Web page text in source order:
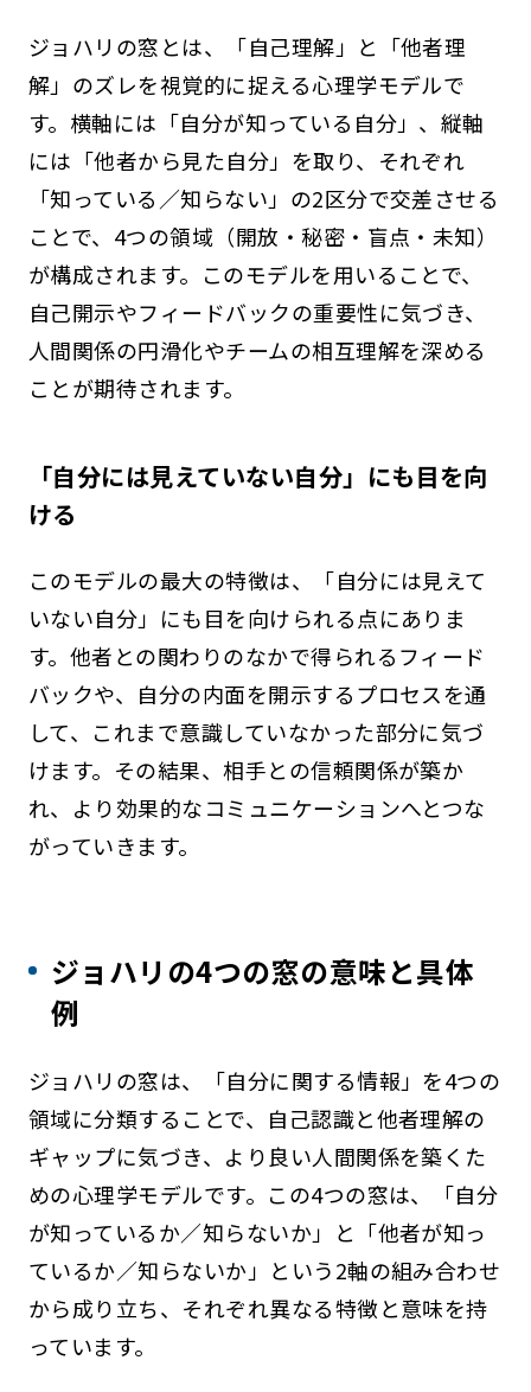
ジョハリの窓とは、「自己理解」と「他者理
解」のズレを視覚的に捉える心理学モデルで
す。横軸には「自分が知っている自分」、縦軸
には「他者から見た自分」を取り、それぞれ
「知っている／知らない」の2区分で交差させる
ことで、4つの領域（開放・秘密・盲点・未知）
が構成されます。このモデルを用いることで、
自己開示やフィードバックの重要性に気づき、
人間関係の円滑化やチームの相互理解を深める
ことが期待されます。
「自分には見えていない自分」にも目を向
ける
このモデルの最大の特徴は、「自分には見えて
いない自分」にも目を向けられる点にありま
す。他者との関わりのなかで得られるフィード
バックや、自分の内面を開示するプロセスを通
して、これまで意識していなかった部分に気づ
けます。その結果、相手との信頼関係が築か
れ、より効果的なコミュニケーションへとつな
がっていきます。
ジョハリの4つの窓の意味と具体
例
ジョハリの窓は、「自分に関する情報」を4つの
領域に分類することで、自己認識と他者理解の
ギャップに気づき、より良い人間関係を築くた
めの心理学モデルです。この4つの窓は、「自分
が知っているか／知らないか」と「他者が知っ
ているか／知らないか」という2軸の組み合わせ
から成り立ち、それぞれ異なる特徴と意味を持
っています。